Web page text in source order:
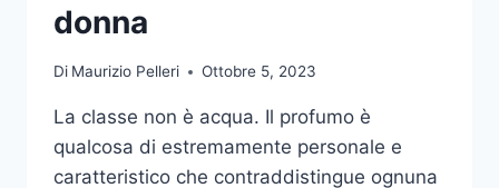
donna
Di Maurizio Pelleri Ottobre 5, 2023
La classe non è acqua. Il profumo è
qualcosa di estremamente personale e
caratteristico che contraddistingue ognuna